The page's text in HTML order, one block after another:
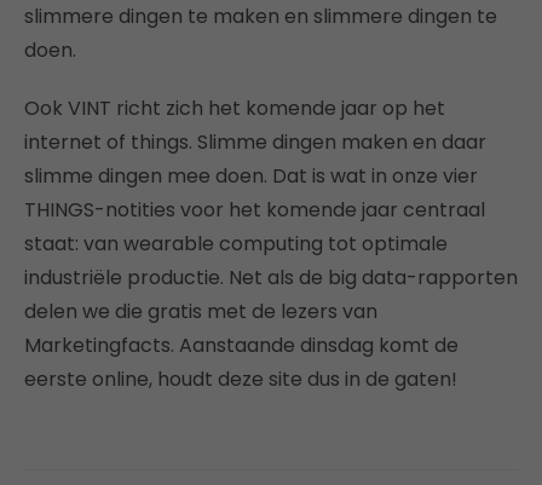
slimmere dingen te maken en slimmere dingen te
doen.
Ook VINT richt zich het komende jaar op het
internet of things. Slimme dingen maken en daar
slimme dingen mee doen. Dat is wat in onze vier
THINGS-notities voor het komende jaar centraal
staat: van wearable computing tot optimale
industriële productie. Net als de big data-rapporten
delen we die gratis met de lezers van
Marketingfacts. Aanstaande dinsdag komt de
eerste online, houdt deze site dus in de gaten!